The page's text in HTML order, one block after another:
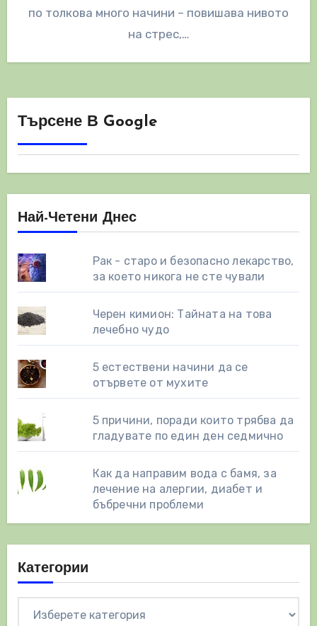
по толкова много начини – повишава нивото
на стрес,…
Търсене В Google
Най-Четени Днес
Рак - старо и безопасно лекарство,
за което никога не сте чували
Черен кимион: Тайната на това
лечебно чудо
5 естествени начини да се
отървете от мухите
5 причини, поради които трябва да
гладувате по един ден седмично
Как да направим вода с бамя, за
лечение на алергии, диабет и
бъбречни проблеми
Категории